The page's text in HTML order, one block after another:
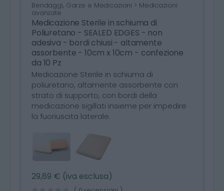
Bendaggi, Garze e Medicazioni > Medicazioni
avanzate
Medicazione Sterile in schiuma di
Poliuretano - SEALED EDGES - non
adesiva - bordi chiusi - altamente
assorbente - 10cm x 10cm - confezione
da 10 Pz
Medicazione Sterile in schiuma di
poliuretano, altamente assorbente con
strato di supporto, con bordi della
medicazione sigillati insieme per impedire
la fuoriuscita laterale.
29,89 € (iva esclusa)